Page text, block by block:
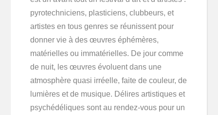
pyrotechniciens, plasticiens, clubbeurs, et
artistes en tous genres se réunissent pour
donner vie à des œuvres éphémères,
matérielles ou immatérielles. De jour comme
de nuit, les œuvres évoluent dans une
atmosphère quasi irréelle, faite de couleur, de
lumières et de musique. Délires artistiques et
psychédéliques sont au rendez-vous pour un